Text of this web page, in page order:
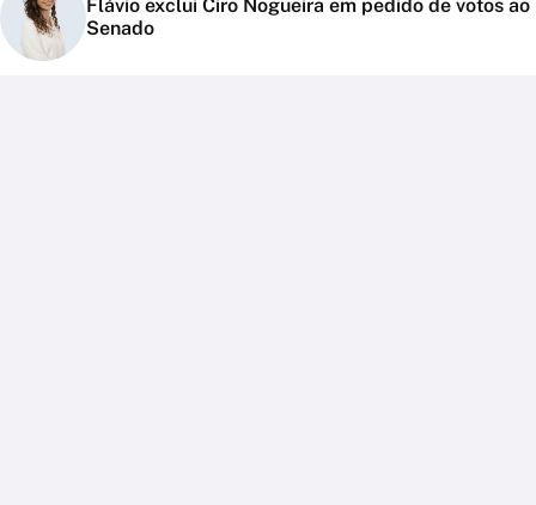
Flávio exclui Ciro Nogueira em pedido de votos ao
Senado